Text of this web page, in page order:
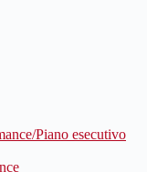
Piano esecutivo